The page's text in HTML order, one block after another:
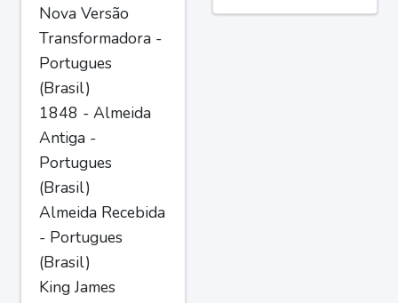
Nova Versão
Transformadora -
Portugues
(Brasil)
1848 - Almeida
Antiga -
Portugues
(Brasil)
Almeida Recebida
- Portugues
(Brasil)
King James